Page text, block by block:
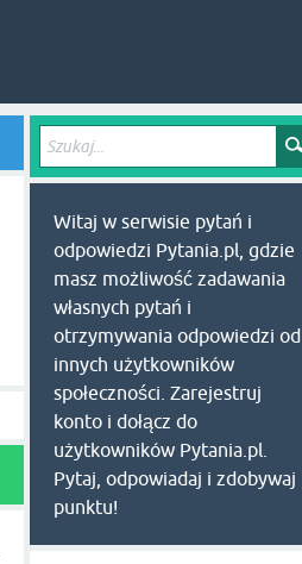
Witaj w serwisie pytań i
odpowiedzi Pytania.pl, gdzie
masz możliwość zadawania
własnych pytań i
otrzymywania odpowiedzi od
innych użytkowników
społeczności. Zarejestruj
konto i dołącz do
użytkowników Pytania.pl.
Pytaj, odpowiadaj i zdobywaj
punktu!